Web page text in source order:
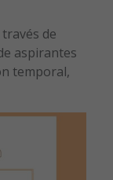
de
aspirantes
temporal,